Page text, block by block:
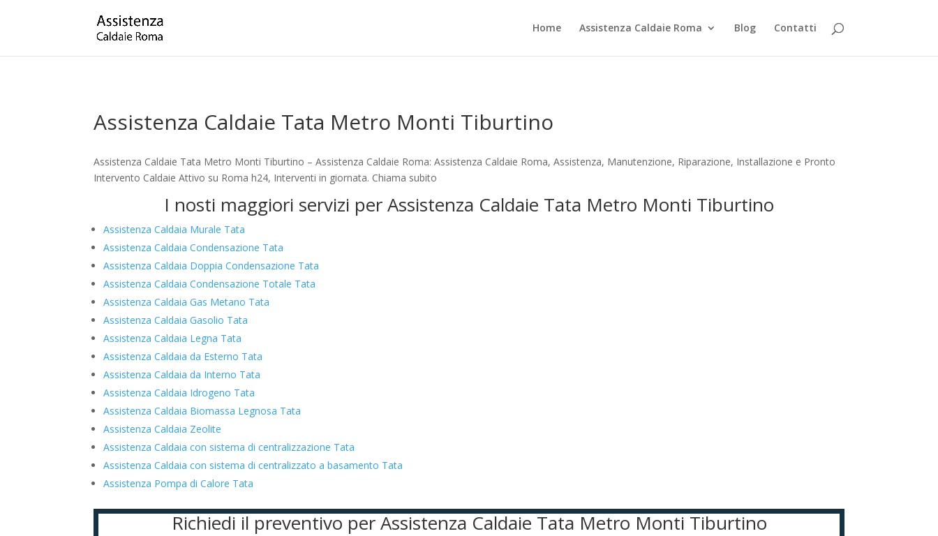
Home Assistenza Caldaie Roma Blog Contatti
Assistenza Caldaie Tata Metro Monti Tiburtino
Assistenza Caldaie Tata Metro Monti Tiburtino – Assistenza Caldaie Roma: Assistenza Caldaie Roma, Assistenza, Manutenzione, Riparazione, Installazione e Pronto
Intervento Caldaie Attivo su Roma h24, Interventi in giornata. Chiama subito
I nosti maggiori servizi per Assistenza Caldaie Tata Metro Monti Tiburtino
Assistenza Caldaia Murale Tata
Assistenza Caldaia Condensazione Tata
Assistenza Caldaia Doppia Condensazione Tata
Assistenza Caldaia Condensazione Totale Tata
Assistenza Caldaia Gas Metano Tata
Assistenza Caldaia Gasolio Tata
Assistenza Caldaia Legna Tata
Assistenza Caldaia da Esterno Tata
Assistenza Caldaia da Interno Tata
Assistenza Caldaia Idrogeno Tata
Assistenza Caldaia Biomassa Legnosa Tata
Assistenza Caldaia Zeolite
Assistenza Caldaia con sistema di centralizzazione Tata
Assistenza Caldaia con sistema di centralizzato a basamento Tata
Assistenza Pompa di Calore Tata
Richiedi il preventivo per Assistenza Caldaie Tata Metro Monti Tiburtino